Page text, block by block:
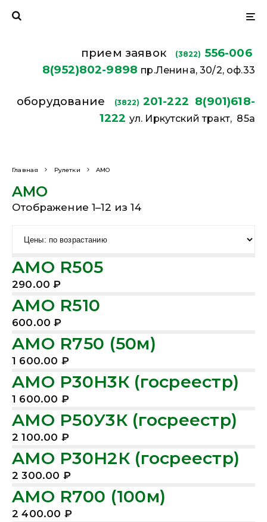
прием заявок (3822) 556-006
8(952)802-9898 пр.Ленина, 30/2, оф.33
оборудование (3822) 201-222 8(901)618-
1222 ул. Иркутский тракт, 85а
Главная Рулетки AMO
AMO
Отображение 1–12 из 14
AMO R505
290.00₽
AMO R510
600.00₽
AMO R750 (50м)
1 600.00 ₽
AMO Р30H3К (госреестр)
1 600.00 ₽
AMO Р50У3К (госреестр)
2 100.00 ₽
AMO Р30H2К (госреестр)
2 300.00 ₽
AMO R700 (100м)
2 400.00 ₽